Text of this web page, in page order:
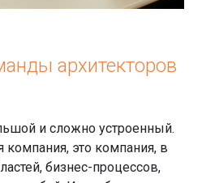
архитекторов
и сложно устроенный.
компания, это компания, в
бизнес-процессов,